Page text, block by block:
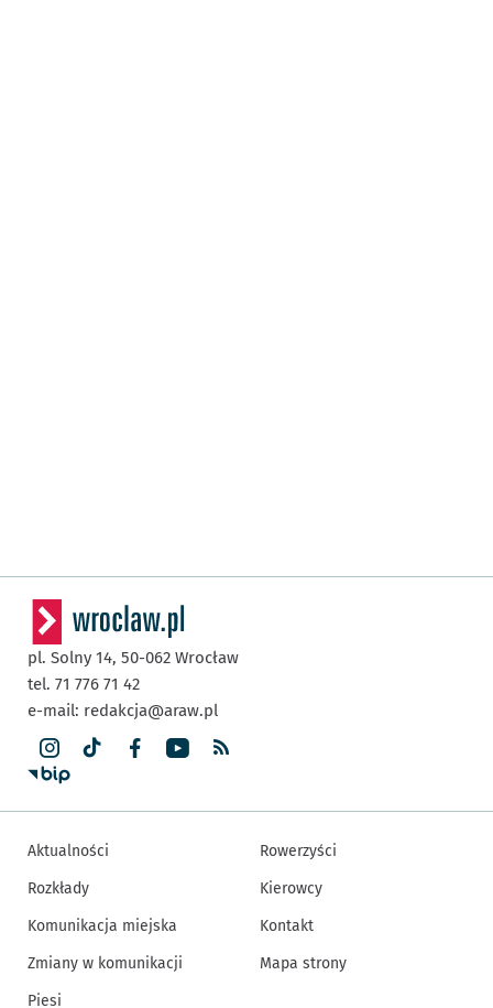
pl. Solny 14, 50-062 Wrocław
tel. 71 776 71 42
e-mail: redakcja@araw.pl
Aktualności
Rozkłady
Komunikacja miejska
Zmiany w komunikacji
Piesi
Rowerzyści
Kierowcy
Kontakt
Mapa strony